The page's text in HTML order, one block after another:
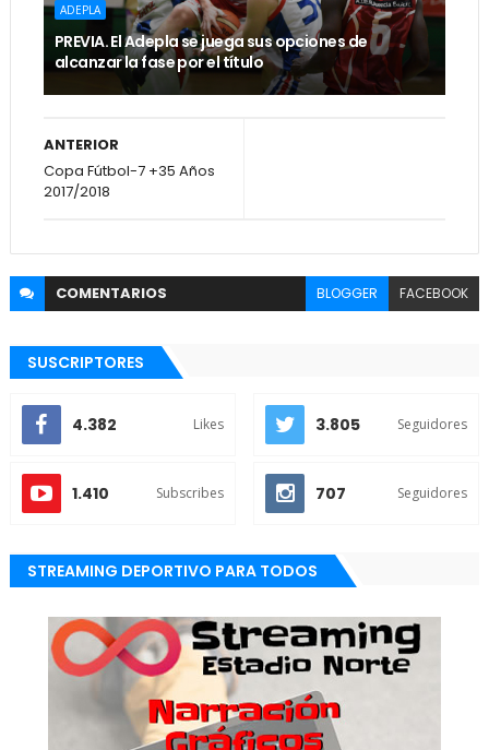
ADEPLA
PREVIA. El Adepla se juega sus opciones de
alcanzar la fase por el título
ANTERIOR
Copa Fútbol-7 +35 Años
2017/2018
COMENTARIOS BLOGGER FACEBOOK
SUSCRIPTORES
4.382 Likes 3.805 Seguidores
1.410 Subscribes 707 Seguidores
STREAMING DEPORTIVO PARA TODOS